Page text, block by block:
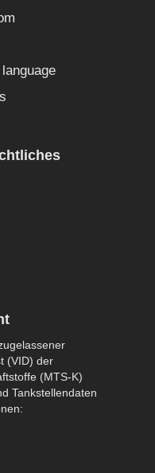
(VID) der
(MTS-K)
Tankstellendaten